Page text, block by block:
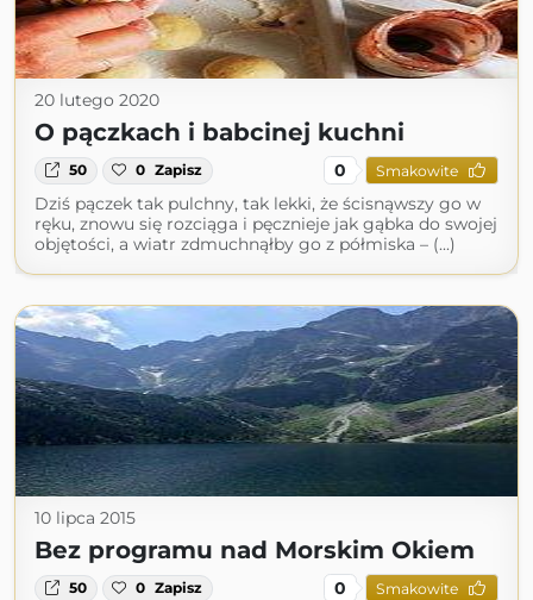
20 lutego 2020
O pączkach i babcinej kuchni
50 0 Zapisz 0 Smakowite
Dziś pączek tak pulchny, tak lekki, że ścisnąwszy go w
ręku, znowu się rozciąga i pęcznieje jak gąbka do swojej
objętości, a wiatr zdmuchnąłby go z półmiska – (...)
10 lipca 2015
Bez programu nad Morskim Okiem
50 0 Zapisz 0 Smakowite